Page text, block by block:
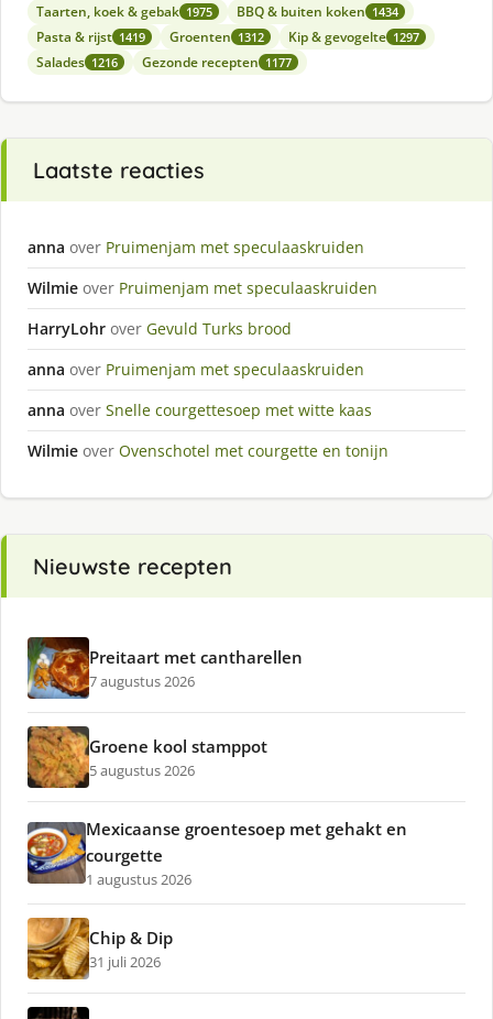
Taarten, koek & gebak 1975 BBQ & buiten koken 1434
Pasta & rijst 1419 Groenten 1312 Kip & gevogelte 1297
Salades 1216 Gezonde recepten 1177
Laatste reacties
anna over Pruimenjam met speculaaskruiden
Wilmie over Pruimenjam met speculaaskruiden
HarryLohr over Gevuld Turks brood
anna over Pruimenjam met speculaaskruiden
anna over Snelle courgettesoep met witte kaas
Wilmie over Ovenschotel met courgette en tonijn
Nieuwste recepten
Preitaart met cantharellen
7 augustus 2026
Groene kool stamppot
5 augustus 2026
Mexicaanse groentesoep met gehakt en
courgette
1 augustus 2026
Chip & Dip
31 juli 2026